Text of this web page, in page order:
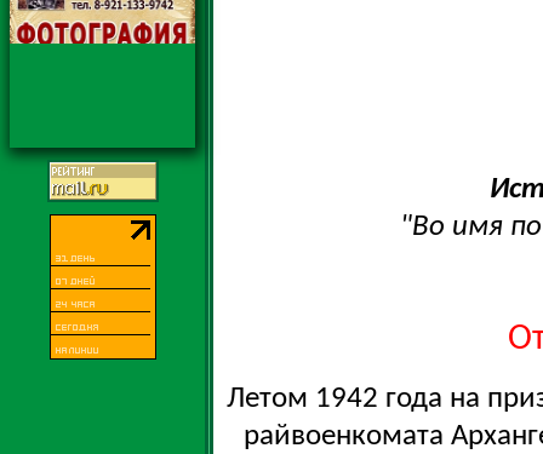
"Во имя
Летом 1942 года на
райвоенкомата